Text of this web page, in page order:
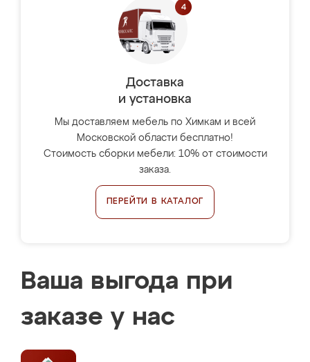
Доставка
и установка
Мы доставляем мебель по Химкам и всей
Московской области бесплатно!
Стоимость сборки мебели: 10% от стоимости
заказа.
ПЕРЕЙТИ В КАТАЛОГ
Ваша выгода при
заказе у нас